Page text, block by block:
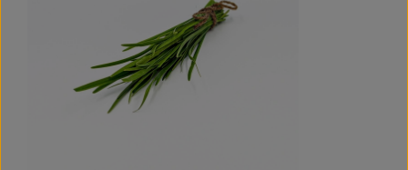
Obst & Gemüse
Frischetheke